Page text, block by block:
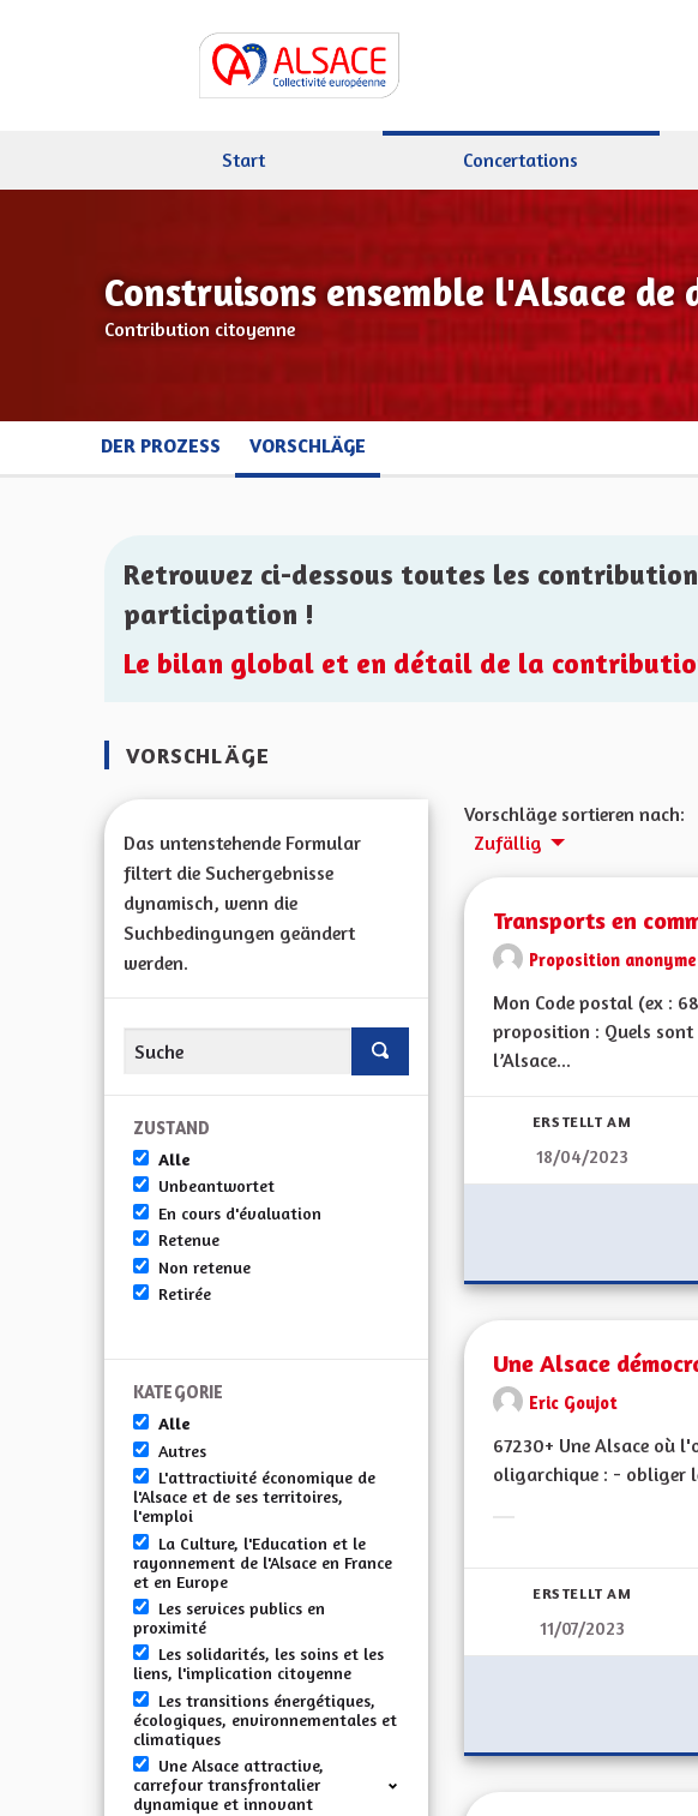
Start Concertations
Construisons ensemble l'Alsace de
Contribution citoyenne
DER PROZESS VORSCHLÄGE
Retrouvez ci-dessous toutes les
participation !
Le bilan global et en détail de la
VORSCHLÄGE
Das untenstehende Formular
filtert die Suchergebnisse
dynamisch, wenn die
Suchbedingungen geändert
werden.
ZUSTAND
Alle
Unbeantwortet
En cours d'évaluation
Retenue
Non retenue
Retirée
KATEGORIE
Alle
Autres
L'attractivité économique de
l'Alsace et de ses territoires,
l'emploi
La Culture, l'Education et le
rayonnement de l'Alsace en France
et en Europe
Les services publics en
proximité
Les solidarités, les soins et les
liens, l'implication citoyenne
Les transitions énergétiques,
écologiques, environnementales et
climatiques
Une Alsace attractive,
carrefour transfrontalier
dynamique et innovant
Vorschläge sortieren nach:
Zufällig
Transports en
Proposition anonyme
Mon Code postal (ex :
proposition : Quels
l’Alsace...
ERSTELLT AM
18/04/2023
Une Alsace
Eric Goujot
67230+ Une Alsace où
oligarchique : - obliger
ERSTELLT AM
11/07/2023